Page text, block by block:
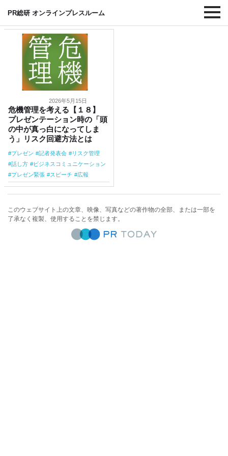
PR総研 オンラインプレスルーム
#記者発表会
2026年5月15日
危機管理を考える【１８】
プレゼンテーション時の「頭
の中が真っ白になってしま
う」リスク回避方法とは
プレゼン 記者発表会
リスク管理
話し方
ビジネスコミュニケーション
プレゼン緊張
スピーチ 広報
このウェブサイト上の文章、映像、写真などの著作物の全部、または一部を
了承なく複製、使用することを禁じます。